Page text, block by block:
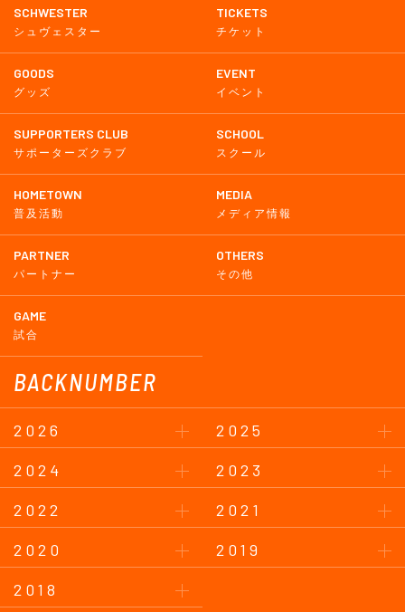
SCHWESTER
シュヴェスター
TICKETS
チケット
GOODS
グッズ
EVENT
イベント
SUPPORTERS CLUB
サポーターズクラブ
SCHOOL
スクール
HOMETOWN
普及活動
MEDIA
メディア情報
PARTNER
パートナー
OTHERS
その他
GAME
試合
BACKNUMBER
2026
2025
2024
2023
2022
2021
2020
2019
2018